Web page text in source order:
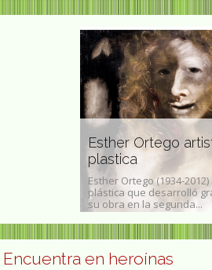
Esther Ortego artista
Esther Ortego (1934-2012) artista
plástica que desarrolló gran parte de
su obra en la segunda...
Encuentra en heroínas